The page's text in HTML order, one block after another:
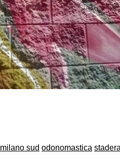
milano sud odonomastica stadera